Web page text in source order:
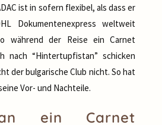
ist in sofern flexibel, als dass er
Dokumentenexpress weltweit
während der Reise ein Carnet
nach “Hintertupfistan” schicken
der bulgarische Club nicht. So hat
Vor- und Nachteile.
ein Carnet